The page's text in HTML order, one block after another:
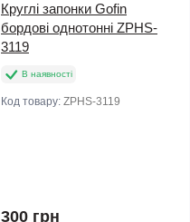
Круглі запонки Gofin
бордові однотонні ZPHS-
3119
В наявності
Код товару: ZPHS-3119
300 грн